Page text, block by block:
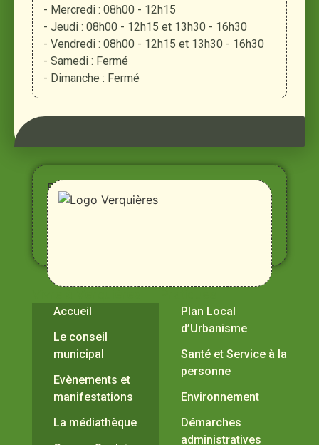
- Mercredi : 08h00 - 12h15
- Jeudi : 08h00 - 12h15 et 13h30 - 16h30
- Vendredi : 08h00 - 12h15 et 13h30 - 16h30
- Samedi : Fermé
- Dimanche : Fermé
Entre
Rhône,
Alpilles
et
Durance
Accueil
Le conseil
municipal
Evènements et
manifestations
La médiathèque
Plan Local
d’Urbanisme
Santé et Service à la
personne
Environnement
Démarches
administratives